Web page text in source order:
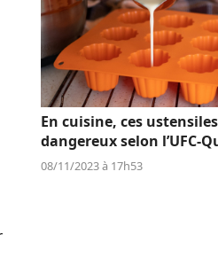
En cuisine, ces
dangereux selon l’UFC-
08/11/2023 à 17h53